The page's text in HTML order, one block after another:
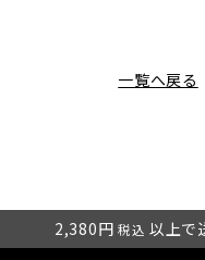
一覧へ戻る
2,380円 税込 以上で